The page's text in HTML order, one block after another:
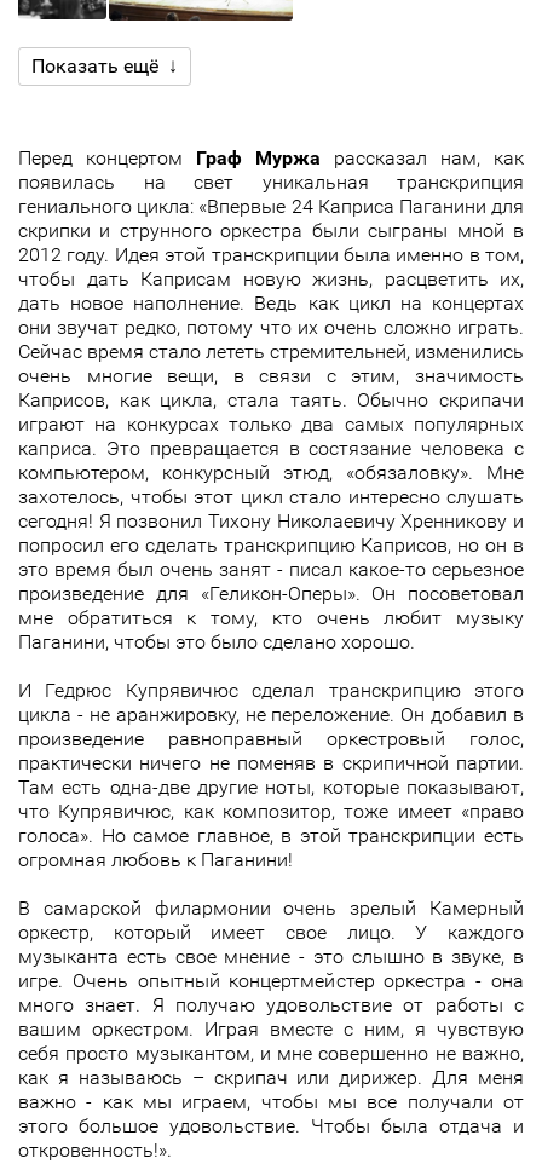
Показать ещё ↓
Перед концертом Граф Муржа рассказал нам, как
появилась на свет уникальная транскрипция
гениального цикла: «Впервые 24 Каприса Паганини для
скрипки и струнного оркестра были сыграны мной в
2012 году. Идея этой транскрипции была именно в том,
чтобы дать Каприсам новую жизнь, расцветить их,
дать новое наполнение. Ведь как цикл на концертах
они звучат редко, потому что их очень сложно играть.
Сейчас время стало лететь стремительней, изменились
очень многие вещи, в связи с этим, значимость
Каприсов, как цикла, стала таять. Обычно скрипачи
играют на конкурсах только два самых популярных
каприса. Это превращается в состязание человека с
компьютером, конкурсный этюд, «обязаловку». Мне
захотелось, чтобы этот цикл стало интересно слушать
сегодня! Я позвонил Тихону Николаевичу Хренникову и
попросил его сделать транскрипцию Каприсов, но он в
это время был очень занят - писал какое-то серьезное
произведение для «Геликон-Оперы». Он посоветовал
мне обратиться к тому, кто очень любит музыку
Паганини, чтобы это было сделано хорошо.
И Гедрюс Купрявичюс сделал транскрипцию этого
цикла - не аранжировку, не переложение. Он добавил в
произведение равноправный оркестровый голос,
практически ничего не поменяв в скрипичной партии.
Там есть одна-две другие ноты, которые показывают,
что Купрявичюс, как композитор, тоже имеет «право
голоса». Но самое главное, в этой транскрипции есть
огромная любовь к Паганини!
В самарской филармонии очень зрелый Камерный
оркестр, который имеет свое лицо. У каждого
музыканта есть свое мнение - это слышно в звуке, в
игре. Очень опытный концертмейстер оркестра - она
много знает. Я получаю удовольствие от работы с
вашим оркестром. Играя вместе с ним, я чувствую
себя просто музыкантом, и мне совершенно не важно,
как я называюсь – скрипач или дирижер. Для меня
важно - как мы играем, чтобы мы все получали от
этого большое удовольствие. Чтобы была отдача и
откровенность!».